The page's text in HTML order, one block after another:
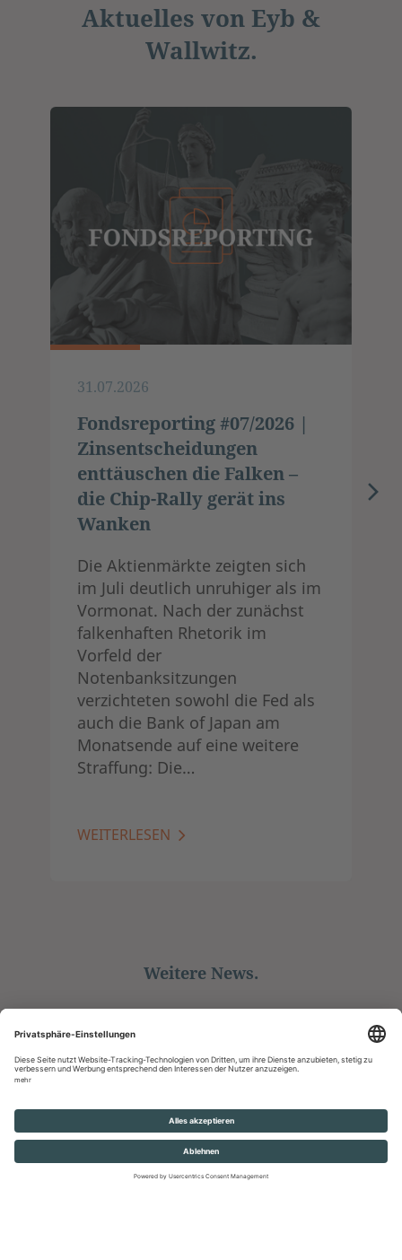
Aktuelles von Eyb &
Wallwitz.
31.07.2026
Fondsreporting #07/2026 |
Zinsentscheidungen
enttäuschen die Falken –
die Chip-Rally gerät ins
Wanken
Die Aktienmärkte zeigten sich
im Juli deutlich unruhiger als im
Vormonat. Nach der zunächst
falkenhaften Rhetorik im
Vorfeld der
Notenbanksitzungen
verzichteten sowohl die Fed als
auch die Bank of Japan am
Monatsende auf eine weitere
Straffung: Die…
WEITERLESEN
Weitere News.